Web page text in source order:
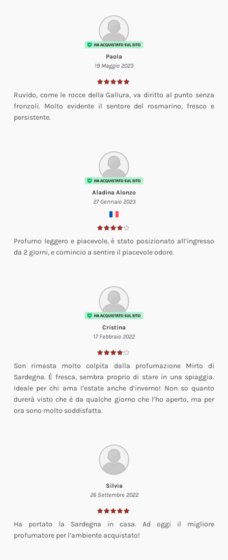
Paola
19 Maggio 2023
Ruvido, come le rocce della Gallura, va diritto al punto senza
fronzoli. Molto evidente il sentore del rosmarino, fresco e
persistente.
Aladina Alonzo
27 Gennaio 2023
Profumo leggero e piacevole, è stato posizionato all’ingresso
da 2 giorni, e comincio a sentire il piacevole odore.
Cristina
17 Febbraio 2022
Son rimasta molto colpita dalla profumazione Mirto di
Sardegna. È fresca, sembra proprio di stare in una spiaggia.
Ideale per chi ama l’estate anche d’inverno! Non so quanto
durerà visto che è da qualche giorno che l’ho aperto, ma per
ora sono molto soddisfatta.
Silvia
26 Settembre 2022
Ha portato la Sardegna in casa. Ad oggi il migliore
profumatore per l’ambiente acquistato!